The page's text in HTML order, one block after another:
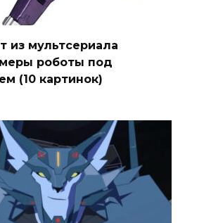
из мультсериала
роботы под
(10 картинок)